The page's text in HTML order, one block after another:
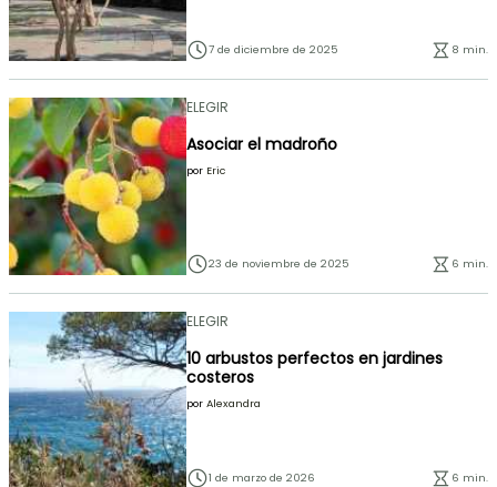
7 de diciembre de 2025 8 min.
ELEGIR
Asociar el madroño
por Eric
23 de noviembre de 2025 6 min.
ELEGIR
10 arbustos perfectos en jardines
costeros
por Alexandra
1 de marzo de 2026 6 min.